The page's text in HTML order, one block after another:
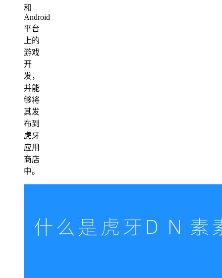
和
Android
平台
上的
游戏
开
发，
并能
够将
其发
布到
虎牙
应用
商店
中。